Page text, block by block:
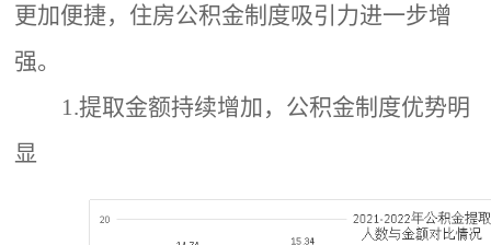
更加便捷，住房公积金制度吸引力进一步增
强。
1.提取金额持续增加，公积金制度优势明
显